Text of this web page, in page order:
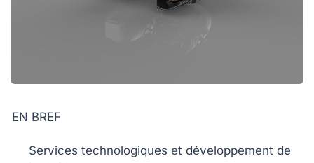
EN BREF
Services technologiques et développement de